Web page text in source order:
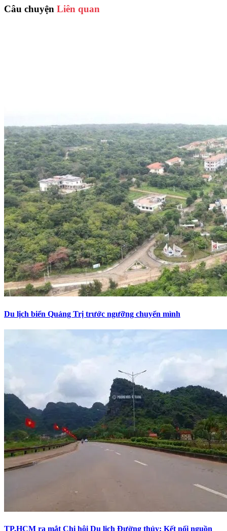
Câu chuyện Liên quan
Du lịch biển Quảng Trị trước ngưỡng chuyển mình
TP.HCM ra mắt Chi hội Du lịch Đường thủy: Kết nối nguồn